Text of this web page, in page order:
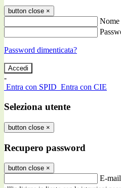
button close ×
Nome
Password dimenticata?
-
Entra con SPID Entra con CIE
Seleziona utente
button close ×
Recupero password
button close ×
E-mail